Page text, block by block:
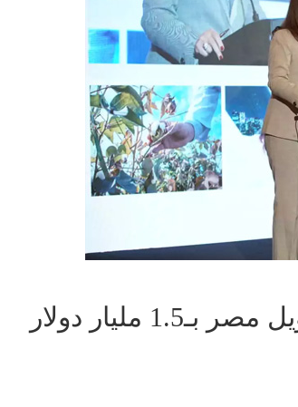
“المؤسسة الإسلامية” توقع اتفاقا لتمويل مصر بـ1.5 مليار دولار